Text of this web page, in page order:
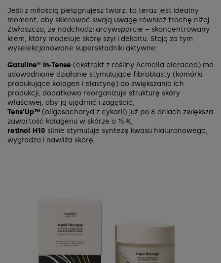
Jeśli z miłością pielęgnujesz twarz, to teraz jest idealny
moment, aby skierować swoją uwagę również trochę niżej.
Zwłaszcza, że nadchodzi arcywsparcie – skoncentrowany
krem, który modeluje skórę szyi i dekoltu. Stoją za tym
wyselekcjonowane superskładniki aktywne:
Gatuline® In-Tense (ekstrakt z rośliny Acmella oleracea) ma
udowodnione działanie stymulujące fibroblasty (komórki
produkujące kolagen i elastynę) do zwiększania ich
produkcji, dodatkowo reorganizuje strukturę skóry
właściwej, aby ją ujędrnić i zagęścić,
Tens’Up™ (oligosacharyd z cykorii) już po 6 dniach zwiększa
zawartość kolagenu w skórze o 15%,
retinol H10 silnie stymuluje syntezę kwasu hialuronowego,
wygładza i nawilża skórę.